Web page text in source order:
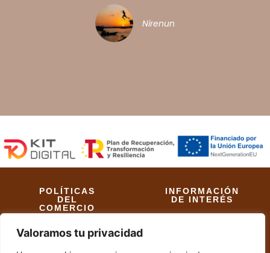
Valoramos tu privacidad
Nirenunutsi
POLÍTICAS
DEL
COMERCIO
Políticas de Envío
INFORMACIÓN
DE INTERÉS